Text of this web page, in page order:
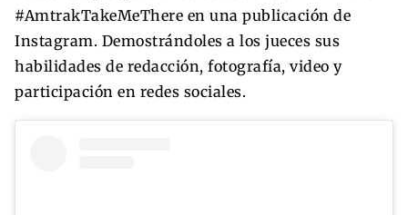
#AmtrakTakeMeThere en una publicación de
Instagram. Demostrándoles a los jueces sus
habilidades de redacción, fotografía, video y
participación en redes sociales.